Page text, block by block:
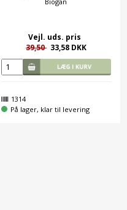
Vejl. uds. pris
39,50 33,58 DKK
1314
På lager, klar til levering